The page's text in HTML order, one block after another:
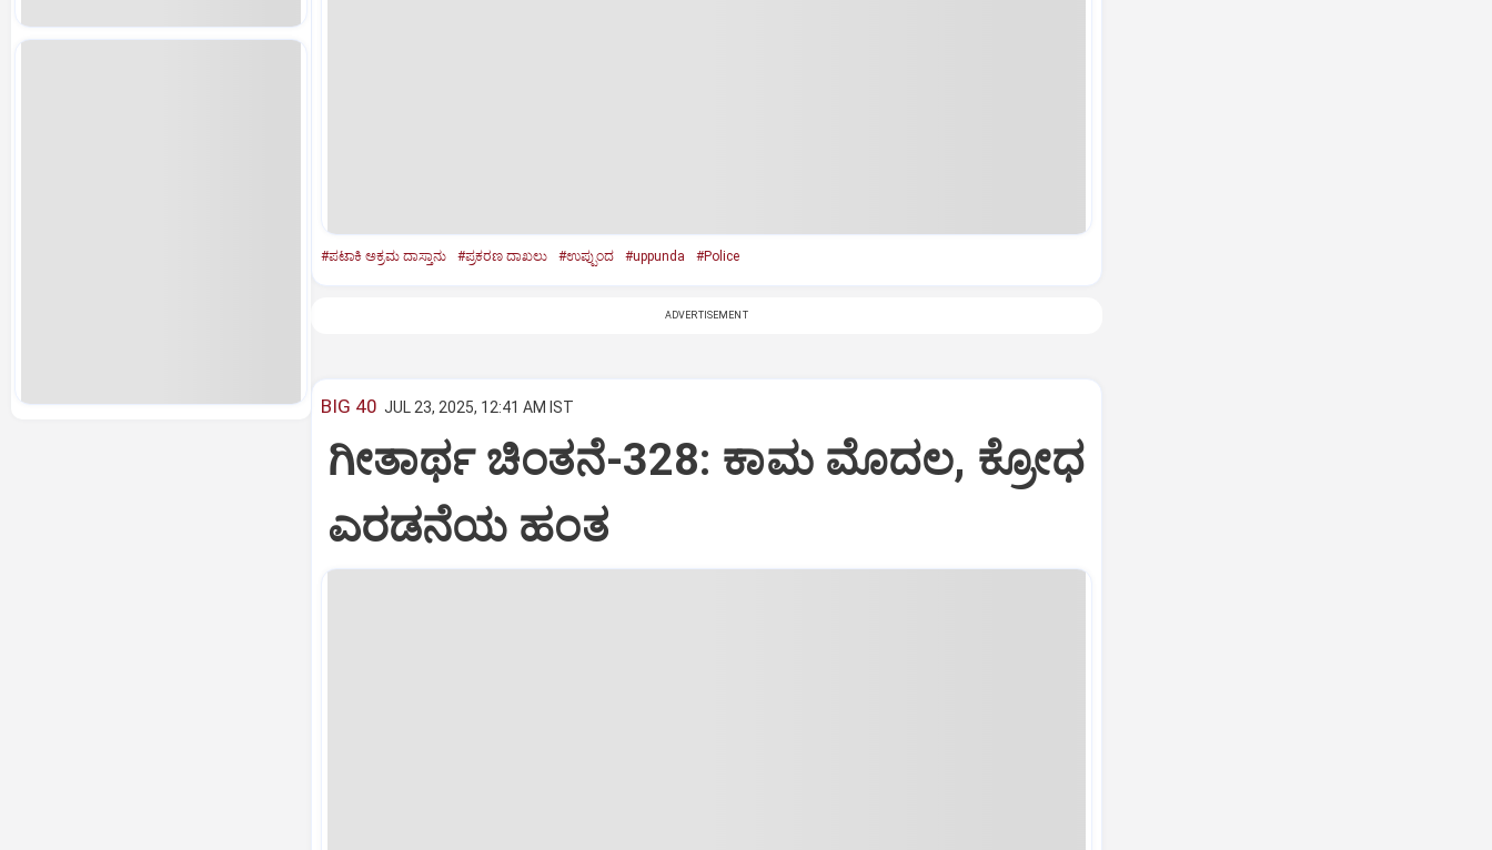
#ಪಟಾಕಿ ಅಕ್ರಮ ದಾಸ್ತಾನು #ಪ್ರಕರಣ ದಾಖಲು #ಉಪ್ಪುಂದ #uppunda #Police
ADVERTISEMENT
BIG 40 JUL 23, 2025, 12:41 AM IST
ಗೀತಾರ್ಥ ಚಿಂತನೆ-328: ಕಾಮ ಮೊದಲ, ಕ್ರೋಧ
ಎರಡನೆಯ ಹಂತ